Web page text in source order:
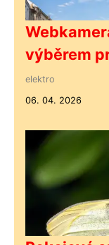
výběrem
elektro
06. 04. 2026